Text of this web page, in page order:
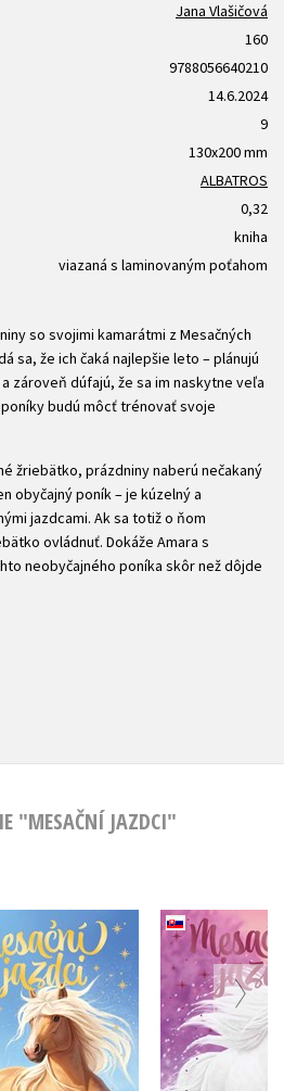
Jana Vlašičová
160
9788056640210
14.6.2024
9
130x200 mm
ALBATROS
0,32
kniha
viazaná s laminovaným poťahom
so svojimi kamarátmi z Mesačných
sa, že ich čaká najlepšie leto – plánujú
zároveň dúfajú, že sa im naskytne veľa
budú môcť trénovať svoje
žriebätko, prázdniny naberú nečakaný
obyčajný poník – je kúzelný a
jazdcami. Ak sa totiž o ňom
ovládnuť. Dokáže Amara s
neobyčajného poníka skôr než dôjde
"MESAČNÍ JAZDCI"
jazdci 6 -
Pieskový kôň
Chapmanová
Mesační
Snehová
Linda